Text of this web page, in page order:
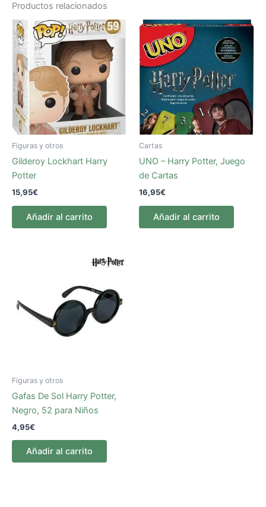
Productos relacionados
Figuras y otros
Gilderoy Lockhart Harry
Potter
15,95€
Añadir al carrito
Cartas
UNO – Harry Potter, Juego
de Cartas
16,95€
Añadir al carrito
Figuras y otros
Gafas De Sol Harry Potter,
Negro, 52 para Niños
4,95€
Añadir al carrito